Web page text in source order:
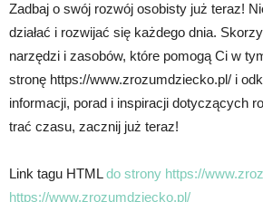
Zadbaj o swój rozwój osobisty już teraz!
działać i rozwijać się każdego dnia.
narzędzi i zasobów, które pomogą Ci w
stronę https://www.zrozumdziecko.pl/ i
informacji, porad i inspiracji dotyczących
trać czasu, zacznij już teraz!
Link tagu HTMLdo strony https://
https://www.zrozumdziecko.pl/